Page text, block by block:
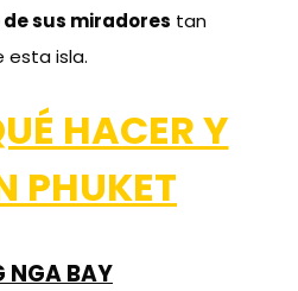
sus miradores tan
esta isla.
HACER Y
PHUKET
NGA BAY